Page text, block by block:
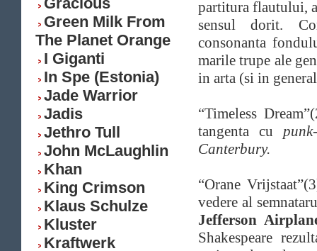
Green Milk From
The Planet Orange
I Giganti
In Spe (Estonia)
Jade Warrior
Jadis
Jethro Tull
John McLaughlin
Khan
King Crimson
Klaus Schulze
Kluster
Kraftwerk
partitura flautului,
sensul dorit.
consonanta
marile trupe ale
in arta (si in
“Timeless
tangenta cu punk
Canterbury.
“Orane
vedere al
Jefferson
Shakespeare